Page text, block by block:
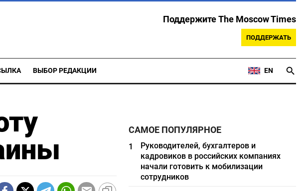
Поддержите The Moscow Times
ПОДДЕРЖАТЬ
ВЫБОР РЕДАКЦИИ EN
САМОЕ ПОПУЛЯРНОЕ
1
Руководителей, бухгалтеров и
кадровиков в российских компаниях
начали готовить к мобилизации
сотрудников